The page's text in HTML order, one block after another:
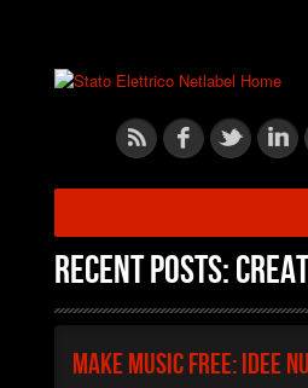
HOME
ABOUT US
RELEASES
Recent posts:
MAKE MUSIC FREE: